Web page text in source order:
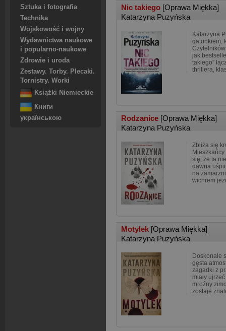
Sztuka i fotografia
Technika
Wojskowość i wojny
Wydawnictwa naukowe
i popularno-naukowe
Zdrowie i uroda
Zestawy. Torby. Plecaki.
Tornistry. Worki
Książki Niemieckie
Книги
українською
Nic takiego [Oprawa Miękka]
Katarzyna Puzyńska
Katarzyna
gatunkiem,
jak
takiego”
thrillera,
Rodzanice [Oprawa Miękka]
Katarzyna Puzyńska
Zbliża się
się, że ta
dawna
na
wichrem
Motylek [Oprawa Miękka]
Katarzyna Puzyńska
Doskonale
gęsta
zagadki z
miały
mroźny
zostaje